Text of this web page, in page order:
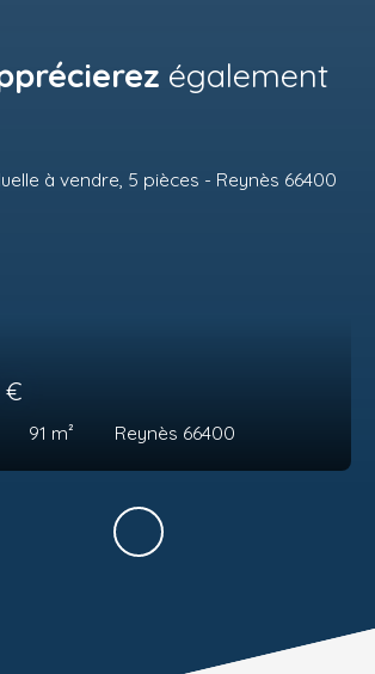
également
€
91 m² Reynès 66400